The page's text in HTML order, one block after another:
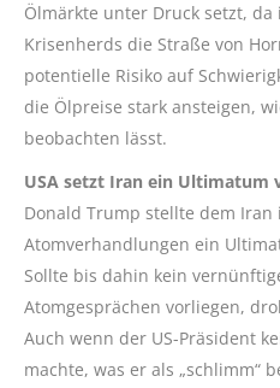
Ölmärkte unter Druck setzt,
Krisenherds die Straße von
potentielle Risiko auf
die Ölpreise stark ansteigen,
beobachten lässt.
USA setzt Iran ein Ultimatum
Donald Trump stellte dem Iran
Atomverhandlungen ein
Sollte bis dahin kein
Atomgesprächen vorliegen,
Auch wenn der US-Präsident
machte, was er als „schlimm“